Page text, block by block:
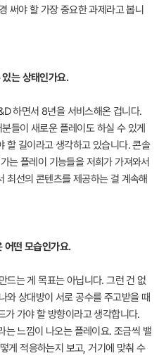
써야 할 가장 중요한 과제라고 봅니
는 상태인가요.
하면서 8년을 서비스해온 겁니다.
들이 새로운 플레이도 하실 수 있게
할 길이라고 생각하고 있습니다. 콘솔
는 플레이 기능들을 저희가 가져와서
최선의 콘텐츠를 제공하는 걸 계속해
어떤 모습인가요.
드는 게 목표는 아닙니다. 그런 건 없
와 상대방이 서로 공수를 주고받을 때
가 가야 할 방향이라고 생각합니다.
는 느낌이 나오는 플레이요. 조금씩 밸
게 적응하는지 보고, 거기에 맞춰 수